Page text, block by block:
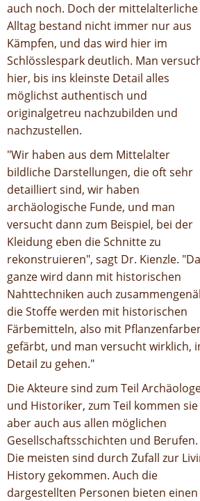
auch noch. Doch der mittelalterliche
Alltag bestand nicht immer nur aus
Kämpfen, und das wird hier im
Schlösslespark deutlich. Man
hier, bis ins kleinste Detail alles
möglichst authentisch und
originalgetreu nachzubilden und
nachzustellen.
"Wir haben aus dem Mittelalter
bildliche Darstellungen, die oft sehr
detailliert sind, wir haben
archäologische Funde, und man
versucht dann zum Beispiel, bei der
Kleidung eben die Schnitte zu
rekonstruieren", sagt Dr. Kienzle.
ganze wird dann mit historischen
Nahttechniken auch
die Stoffe werden mit historischen
Färbemitteln, also mit
gefärbt, und man versucht wirklich,
Detail zu gehen."
Die Akteure sind zum Teil
und Historiker, zum Teil kommen sie
aber auch aus allen möglichen
Gesellschaftsschichten und Berufen.
Die meisten sind durch Zufall zur
History gekommen. Auch die
dargestellten Personen bieten einen